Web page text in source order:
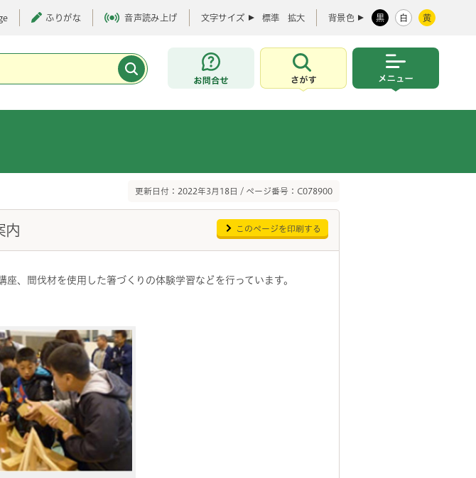
ふりがな 音声読み上げ 文字サイズ 標準 拡大 背景色 黒 白 黄
お問合せ
さがす
更新日付：2022年3月18日 / ページ番号：C078900
内 このページを印刷する
、間伐材を使用した箸づくりの体験学習などを行っています。